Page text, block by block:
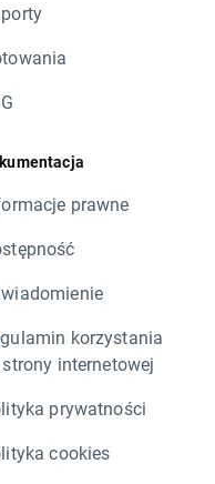
prawne
korzystania
internetowej
prywatności
cookies